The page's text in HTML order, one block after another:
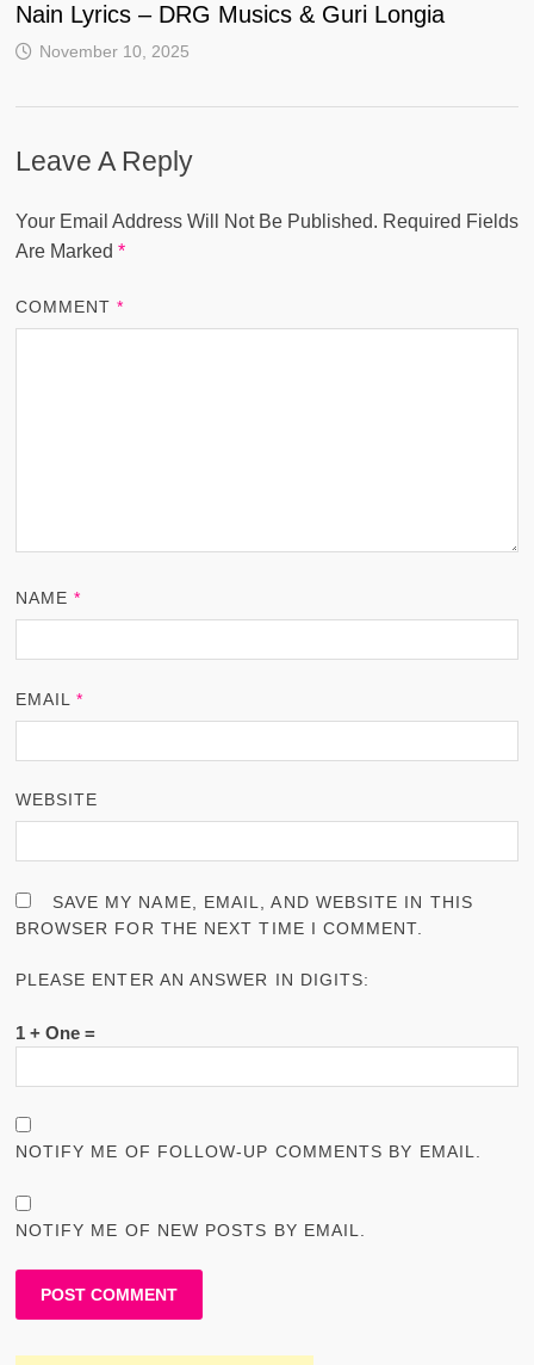
Nain Lyrics – DRG Musics & Guri Longia
November 10, 2025
Leave A Reply
Your Email Address Will Not Be Published. Required Fields
Are Marked *
COMMENT*
NAME*
EMAIL*
WEBSITE
SAVE MY NAME, EMAIL, AND WEBSITE IN THIS
BROWSER FOR THE NEXT TIME I COMMENT.
PLEASE ENTER AN ANSWER IN DIGITS:
1 + One =
NOTIFY ME OF FOLLOW-UP COMMENTS BY EMAIL.
NOTIFY ME OF NEW POSTS BY EMAIL.